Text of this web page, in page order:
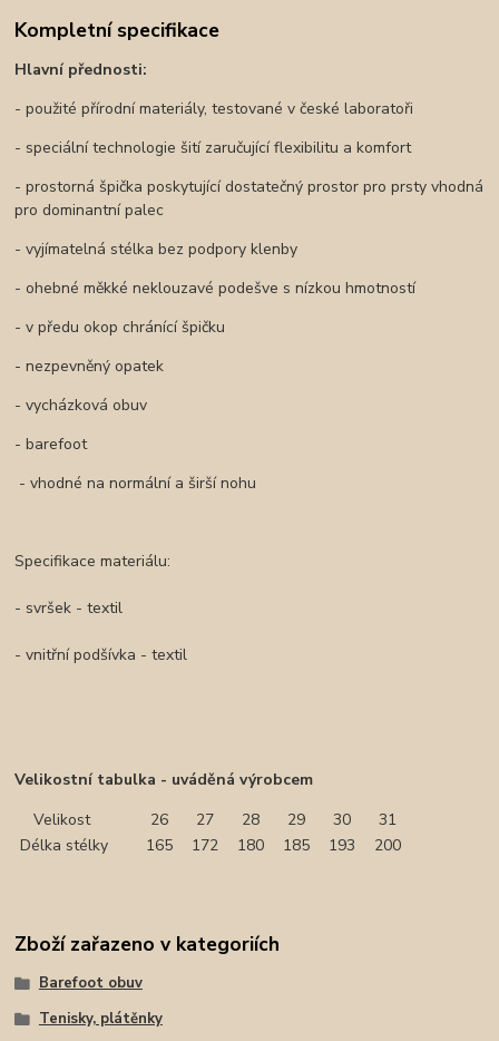
Kompletní specifikace
Hlavní přednosti:
- použité přírodní materiály, testované v české laboratoři
- speciální technologie šití zaručující flexibilitu a komfort
- prostorná špička poskytující dostatečný prostor pro prsty vhodná
pro dominantní palec
- vyjímatelná stélka bez podpory klenby
- ohebné měkké neklouzavé podešve s nízkou hmotností
- v předu okop chránící špičku
- nezpevněný opatek
- vycházková obuv
- barefoot
- vhodné na normální a širší nohu
Specifikace materiálu:
- svršek - textil
- vnitřní podšívka - textil
Velikostní tabulka - uváděná výrobcem
Velikost
26 27 28 29 30
31
Délka stélky
165 172 180 185 193 200
Zboží zařazeno v kategoriích
Barefoot obuv
Tenisky, plátěnky